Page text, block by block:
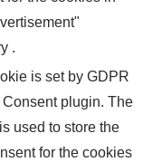
.
is set by GDPR
plugin. The
used to store the
for the cookies